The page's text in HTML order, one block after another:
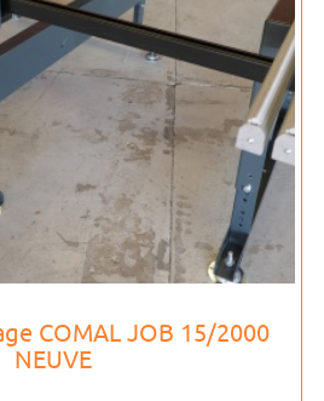
COMAL JOB 15/2000
NEUVE